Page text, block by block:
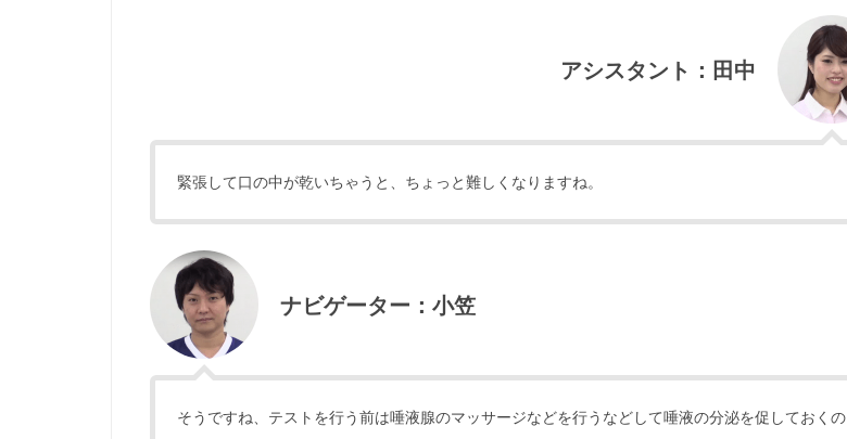
アシスタント：田中
緊張して口の中が乾いちゃうと、ちょっと難しくなりますね。
ナビゲーター：小笠
そうですね、テストを行う前は唾液腺のマッサージなどを行うなどして唾液の分泌を促しておくの